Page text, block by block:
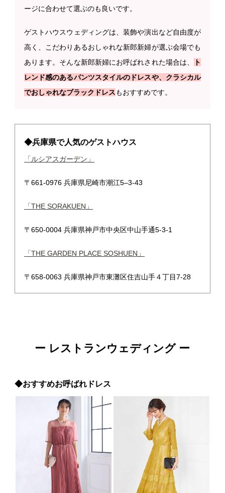
ージに合わせて選ぶのも良いです。
ゲストハウスウェディングは、装飾や演出など自由度が
高く、こだわりあるおしゃれな新郎新婦が選ぶ会場でも
あります。そんな新郎新婦にお呼ばれされた場合は、
ト
レンド感のあるパンツスタイルのドレスや、クラシカル
でおしゃれなブラックドレスもおすすめです。
◆兵庫県で人気のゲストハウス
「ルシアスガーデン」
〒661-0976 兵庫県尼崎市潮江5–3-43
「THE SORAKUEN」
〒650-0004 兵庫県神戸市中央区中山手通5-3-1
「THE GARDEN PLACE SOSHUEN」
〒658-0063 兵庫県神戸市東灘区住吉山手４丁目7-28
ー レストランウェディング ー
◆おすすめお呼ばれドレス